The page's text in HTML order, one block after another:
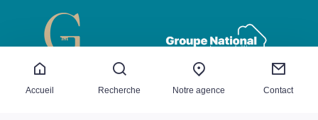
Accueil Recherche Notre agence Contact